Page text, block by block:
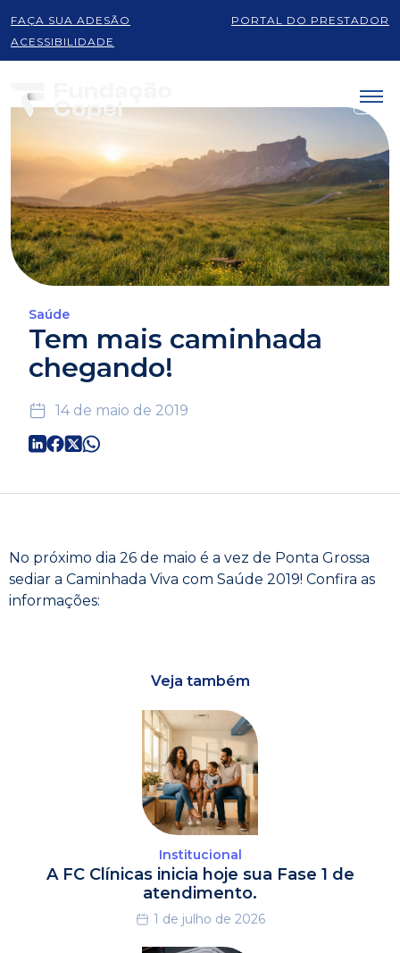
FAÇA SUA ADESÃO
PORTAL DO PRESTADOR
ACESSIBILIDADE
Saúde
Tem mais caminhada
chegando!
14 de maio de 2019
No próximo dia 26 de maio é a vez de Ponta Grossa
sediar a Caminhada Viva com Saúde 2019! Confira as
informações:
Veja também
Institucional
A FC Clínicas inicia hoje sua Fase 1 de
atendimento.
1 de julho de 2026